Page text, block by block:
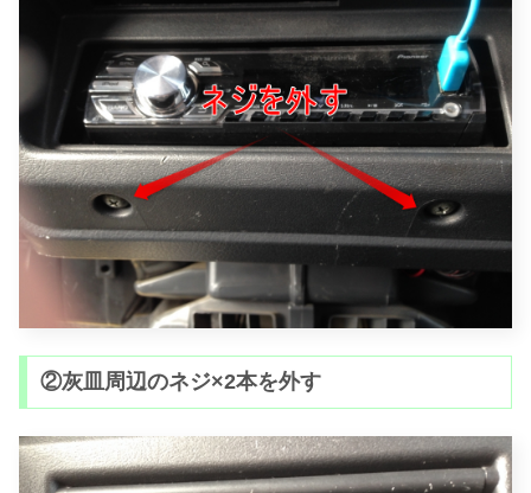
②灰皿周辺のネジ×2本を外す